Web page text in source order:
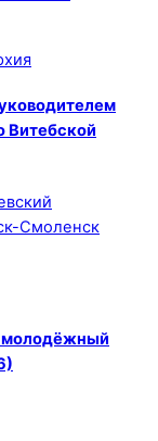
Витебской
молодёжный